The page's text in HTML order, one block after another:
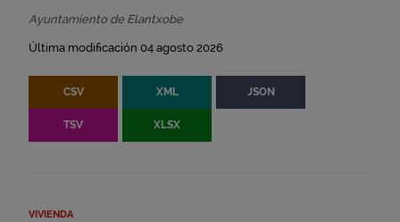
Ayuntamiento de Elantxobe
Última modificación 04 agosto 2026
CSV XML JSON
TSV XLSX
VIVIENDA